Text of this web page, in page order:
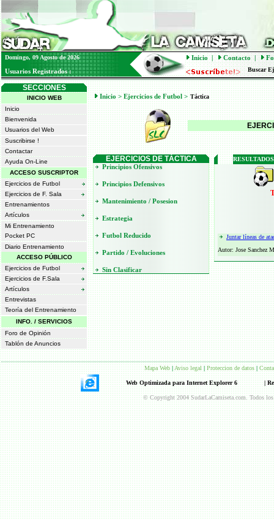
Domingo, 09 Agosto de 2026
Usuarios Registrados :
Inicio| Contacto|
Buscar
SECCIONES
INICIO WEB
Inicio
Bienvenida
Usuarios del Web
Suscribirse !
Contactar
Ayuda On-Line
ACCESO SUSCRIPTOR
Ejercicios de Futbol
Ejercicios de F. Sala
Entrenamientos
Artículos
Mi Entrenamiento
Pocket PC
Diario Entrenamiento
ACCESO PÚBLICO
Ejercicios de Futbol
Ejercicios de F.Sala
Artículos
Entrevistas
Teoría del Entrenamiento
INFO. / SERVICIOS
Foro de Opinión
Tablón de Anuncios
Inicio> Ejercicios de Futbol > Táctica
EJERCICIOS DE TÁCTICA
Principios Ofensivos
Principios Defensivos
Mantenimiento / Posesion
Estrategia
Futbol Reducido
Partido / Evoluciones
Sin Clasificar
RESULTADOS
Juntar líneas de
Autor: Jose Sanchez
Mapa Web |Aviso legal | Proteccion de datos |
Web Optimizada para Internet Explorer 6 |
© Copyright 2004 SudarLaCamiseta.com. Todos los